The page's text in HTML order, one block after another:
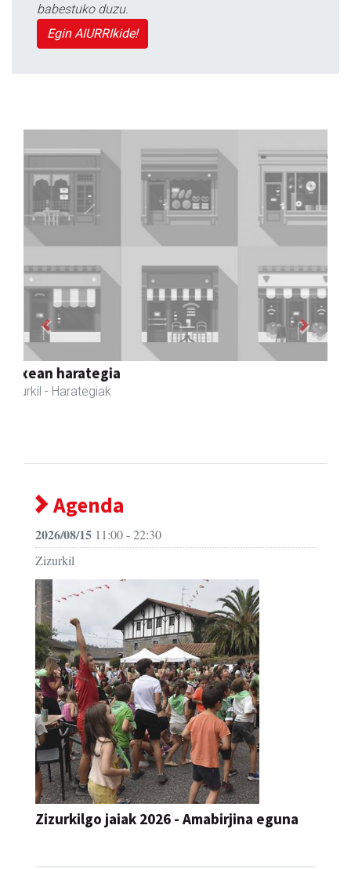
babestuko duzu.
Egin AIURRIkide!
Zizurkilgo Udala
Zizurkil - Udaletxeak
Previous Next
Agenda
2026/08/1511:00 - 22:30
Zizurkilgo jaiak 2026 - Amabirjina eguna
JAIA